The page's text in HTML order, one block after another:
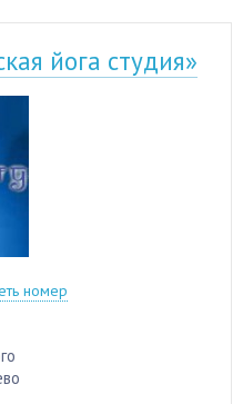
йога студия»
35-75
номер